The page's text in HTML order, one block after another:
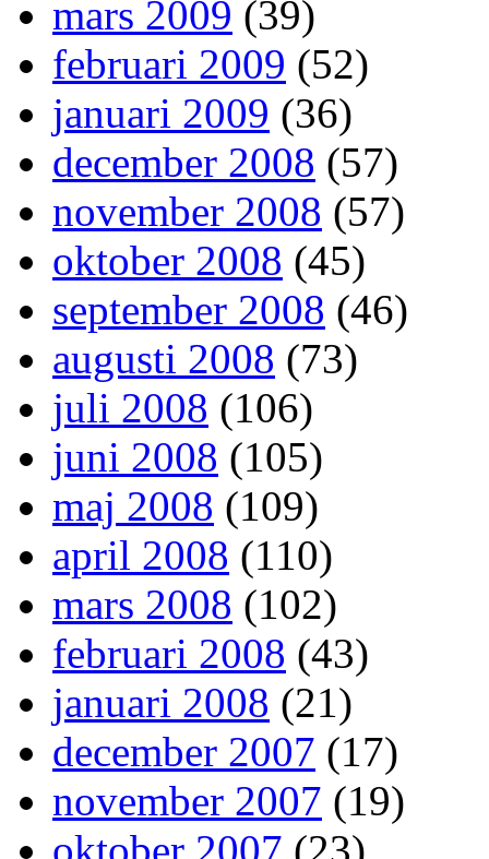
mars 2009 (39)
februari 2009 (52)
januari 2009 (36)
december 2008 (57)
november 2008 (57)
oktober 2008 (45)
september 2008 (46)
augusti 2008 (73)
juli 2008 (106)
juni 2008 (105)
maj 2008 (109)
april 2008 (110)
mars 2008 (102)
februari 2008 (43)
januari 2008 (21)
december 2007 (17)
november 2007 (19)
oktober 2007 (23)